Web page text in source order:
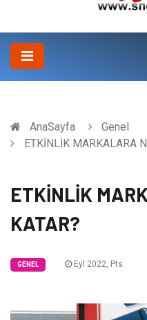
AnaSayfa
Genel
ETKİNLİK MARKALARA
ETKİNLİK
KATAR?
GENEL Eyl 2022, Pts